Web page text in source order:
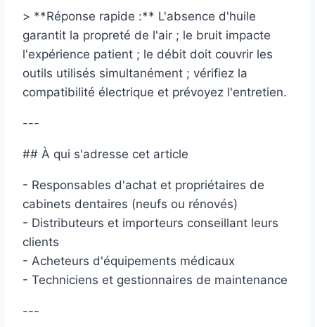
> **Réponse rapide :** L'absence d'huile
garantit la propreté de l'air ; le bruit impacte
l'expérience patient ; le débit doit couvrir les
outils utilisés simultanément ; vérifiez la
compatibilité électrique et prévoyez l'entretien.
---
## À qui s'adresse cet article
- Responsables d'achat et propriétaires de
cabinets dentaires (neufs ou rénovés)
- Distributeurs et importeurs conseillant leurs
clients
- Acheteurs d'équipements médicaux
- Techniciens et gestionnaires de maintenance
---